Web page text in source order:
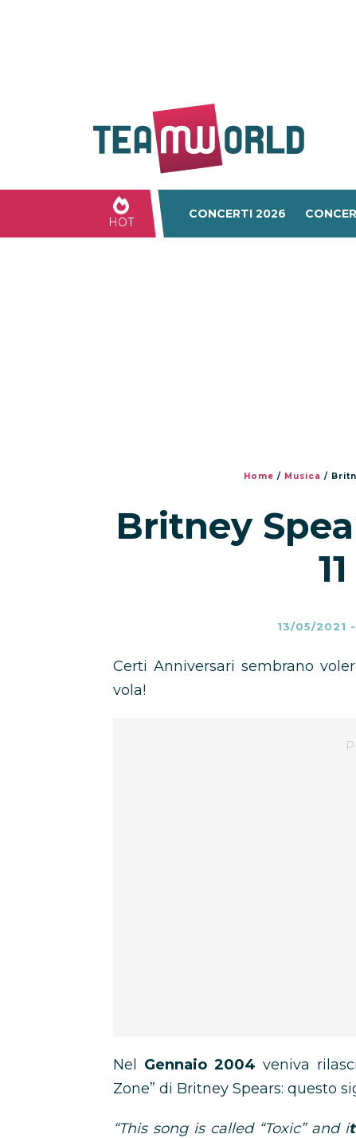
HOT
CONCERTI 2026
Home / Musica /
Britney
13/05/2021 -
Certi Anniversari sembrano
vola!
Nel Gennaio 2004 veniva
Zone” di Britney Spears: questo
“This song is called “Toxic” and i